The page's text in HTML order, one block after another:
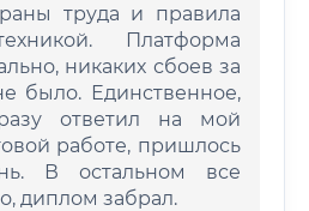
труда и правила
Платформа
никаких сбоев за
было. Единственное,
ответил на мой
работе, пришлось
В остальном все
диплом забрал.